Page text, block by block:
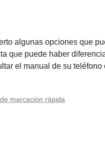
algunas opciones que
que puede haber
el manual de su
marcación rápida